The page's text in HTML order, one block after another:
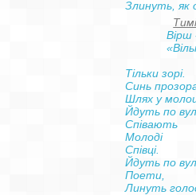
Тільки зорі.
Синь
Шлях у
Йдуть по
Співають
Молоді
Співці.
Йдуть по
Поети,
Линуть